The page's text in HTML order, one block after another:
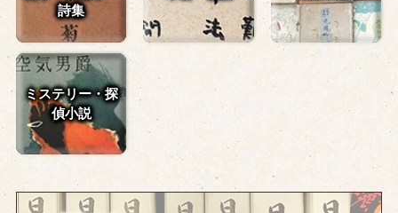
詩集
ミステリー・探
偵小説